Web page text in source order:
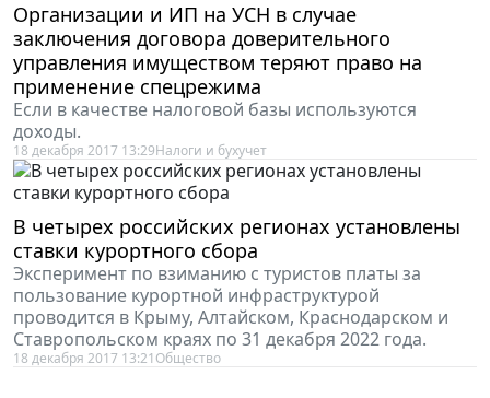
Организации и ИП на УСН в случае
заключения договора доверительного
управления имуществом теряют право на
применение спецрежима
Если в качестве налоговой базы используются
доходы.
18 декабря 2017 13:29Налоги и бухучет
В четырех российских регионах установлены
ставки курортного сбора
Эксперимент по взиманию с туристов платы за
пользование курортной инфраструктурой
проводится в Крыму, Алтайском, Краснодарском и
Ставропольском краях по 31 декабря 2022 года.
18 декабря 2017 13:21 Общество